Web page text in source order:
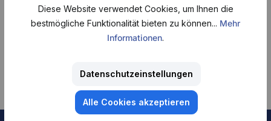
Diese Website verwendet Cookies, um Ihnen die
bestmögliche Funktionalität bieten zu können... Mehr
Informationen.
Datenschutzeinstellungen
Alle Cookies akzeptieren